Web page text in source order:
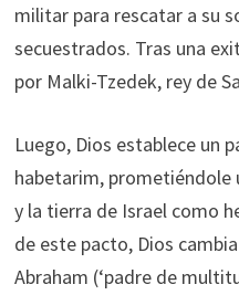
militar para rescatar a su
secuestrados. Tras una
por Malki-Tzedek, rey de
Luego, Dios establece un
habetarim, prometiéndole
y la tierra de Israel como
de este pacto, Dios
Abraham (‘padre de